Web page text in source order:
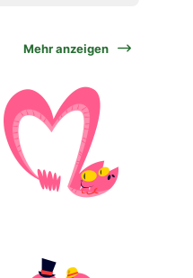
Mehr anzeigen